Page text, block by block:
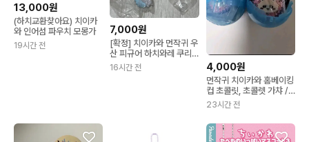
13,000원
(하치교환찾아요) 치이카
와 인어섬 파우치 모몽가
19시간 전
7,000원
[확정] 치이카와 먼작귀 우
산 피규어 하치와레 쿠리
만쥬 모몽가
16시간 전 4,000원
먼작귀 치이카와 홈베이킹
컵 초콜릿, 초콜렛 가챠 /
모몽가
23시간 전